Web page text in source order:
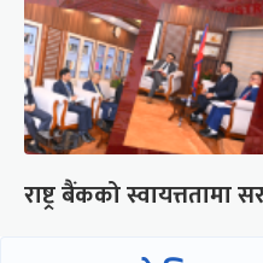
राष्ट्र बैंकको स्वायत्ततामा